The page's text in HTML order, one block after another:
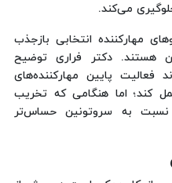
می‌کند.
مهارکننده‌ انتخابی بازجذب
هستند. دکتر فراری توضیح
پایین مهارکننده‌های
کند؛ اما هنگامی که تخریب
نسبت به سروتونین حساس‌تر